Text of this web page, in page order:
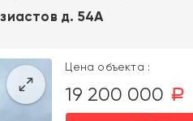
д. 54А
Цена объекта :
19 200 000 a